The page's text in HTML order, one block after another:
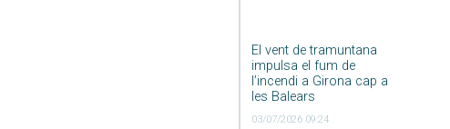
El vent de tramuntana
impulsa el fum de
l’incendi a Girona cap a
les Balears
03/07/2026 09:24